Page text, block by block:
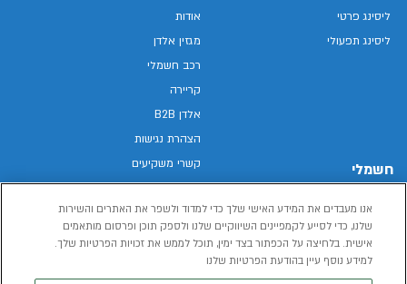
ליסינג פרטי
ליסינג תפעולי
חשמלי
רכב חשמלי
הכל על רכב חשמלי
אודות
מגזין אלדן
רכב חשמלי
קריירה
אלדן B2B
הצהרת נגישות
קשרי משקיעים
מפת האתר
מדיניות פרטיות
תנאי שימוש
אנו מעבדים את המידע האישי שלך כדי למדוד ולשפר את האתרים והשירות
שלנו, כדי לסייע לקמפיינים השיווקיים שלנו ולספק תוכן ופרסום מותאמים
אישית. בלחיצה על הכפתור בצד ימין, תוכל לממש את זכויות הפרטיות שלך.
למידע נוסף עיין בהודעת הפרטיות שלנו